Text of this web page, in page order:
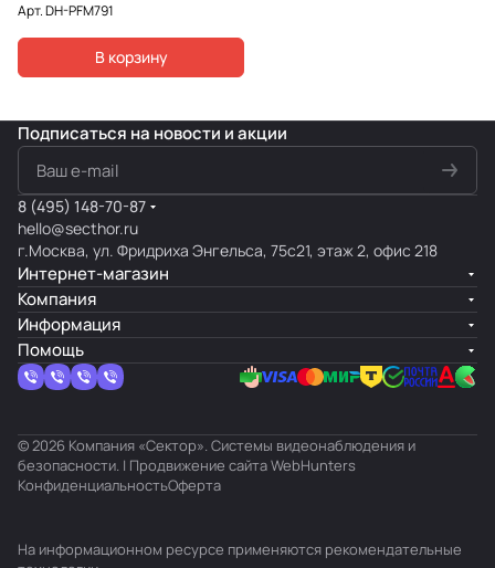
Арт.DH-PFM791
В корзину
Подписаться на новости и акции
8 (495) 148-70-87
hello@secthor.ru
г.Москва, ул. Фридриха Энгельса, 75с21, этаж 2, офис 218
Интернет-магазин
Компания
Информация
Помощь
© 2026 Компания «Сектор». Системы видеонаблюдения и
безопасности. | Продвижение сайтаWebHunters
КонфиденциальностьОферта
На информационном ресурсе применяются рекомендательные